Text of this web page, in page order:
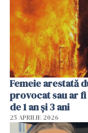
Femeie arestată
provocat sau ar
de 1 an și 3 ani
25 APRILIE 2026